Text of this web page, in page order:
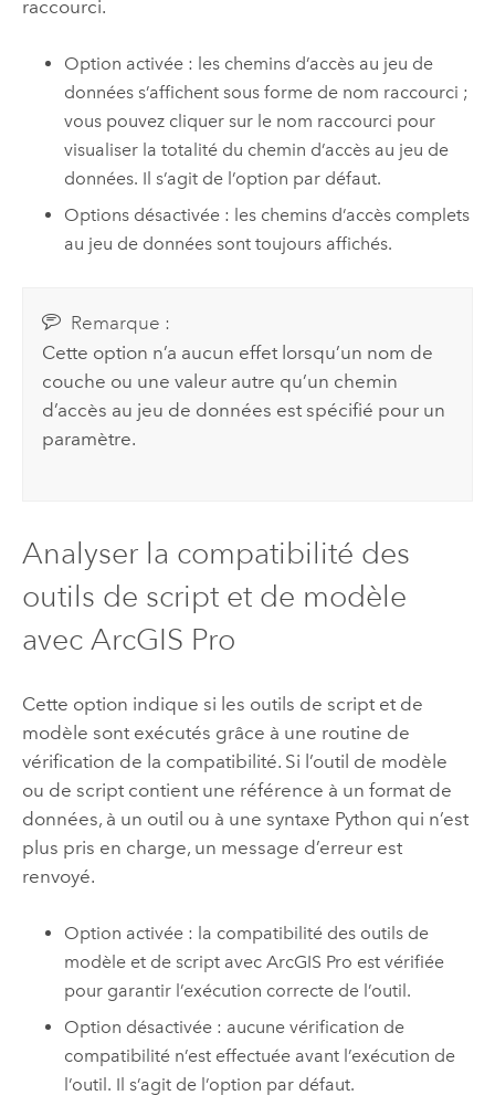
raccourci.
Option activée : les chemins d’accès au jeu de
données s’affichent sous forme de nom raccourci ;
vous pouvez cliquer sur le nom raccourci pour
visualiser la totalité du chemin d’accès au jeu de
données. Il s’agit de l’option par défaut.
Options désactivée : les chemins d’accès complets
au jeu de données sont toujours affichés.
Remarque :
Cette option n’a aucun effet lorsqu’un nom de
couche ou une valeur autre qu’un chemin
d’accès au jeu de données est spécifié pour un
paramètre.
Analyser la compatibilité des
outils de script et de modèle
avec ArcGIS Pro
Cette option indique si les outils de script et de
modèle sont exécutés grâce à une routine de
vérification de la compatibilité. Si l’outil de modèle
ou de script contient une référence à un format de
données, à un outil ou à une syntaxe Python qui n’est
plus pris en charge, un message d’erreur est
renvoyé.
Option activée : la compatibilité des outils de
modèle et de script avecArcGIS Pro est vérifiée
pour garantir l’exécution correcte de l’outil.
Option désactivée : aucune vérification de
compatibilité n’est effectuée avant l’exécution de
l’outil. Il s’agit de l’option par défaut.